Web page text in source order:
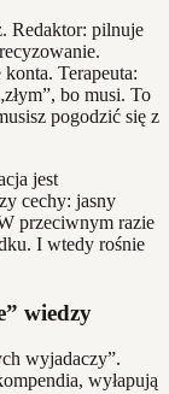
Redaktor: pilnuje
Terapeuta:
bo musi. To
pogodzić się z
jest
cechy: jasny
przeciwnym razie
I wtedy rośnie
wiedzy
wyjadaczy”.
wyłapują